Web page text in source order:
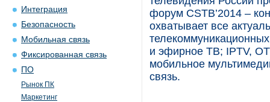
Интеграция
Безопасность
Мобильная связь
Фиксированная связь
ПО
Рынок ПК
Маркетинг
форум CSTB’2014 –
охватывает все
и эфирное ТВ; IPTV,
мобильное
связь.